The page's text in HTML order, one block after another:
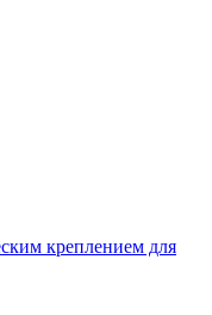
креплением для